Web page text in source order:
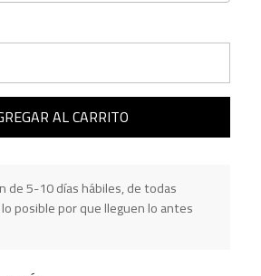
AL CARRITO
de 5-10 días hábiles, de todas
posible por que lleguen lo antes